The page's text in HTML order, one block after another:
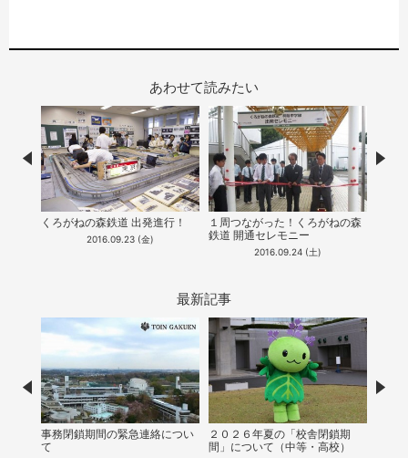
あわせて読みたい
くろがねの森鉄道 出発進行！
2016.09.23 (金)
１周つながった！くろがねの森
鉄道 開通セレモニー
2016.09.24 (土)
Prev
最新記事
事務閉鎖期間の緊急連絡につい
て
２０２６年夏の「校舎閉鎖期
間」について（中等・高校）
Prev